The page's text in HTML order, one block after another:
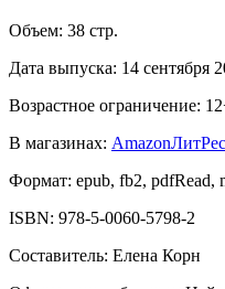
Объем: 38 стр.
Дата выпуска: 14 сентября
Возрастное ограничение: 12
В магазинах: AmazonЛитРес
Формат: epub, fb2, pdfRead,
ISBN: 978-5-0060-5798-2
Составитель: Елена Корн